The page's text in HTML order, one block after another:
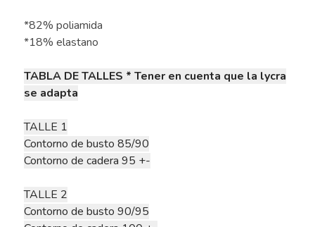
*82% poliamida
*18% elastano
TABLA DE TALLES * Tener en cuenta que la lycra
se adapta
TALLE 1
Contorno de busto 85/90
Contorno de cadera 95 +-
TALLE 2
Contorno de busto 90/95